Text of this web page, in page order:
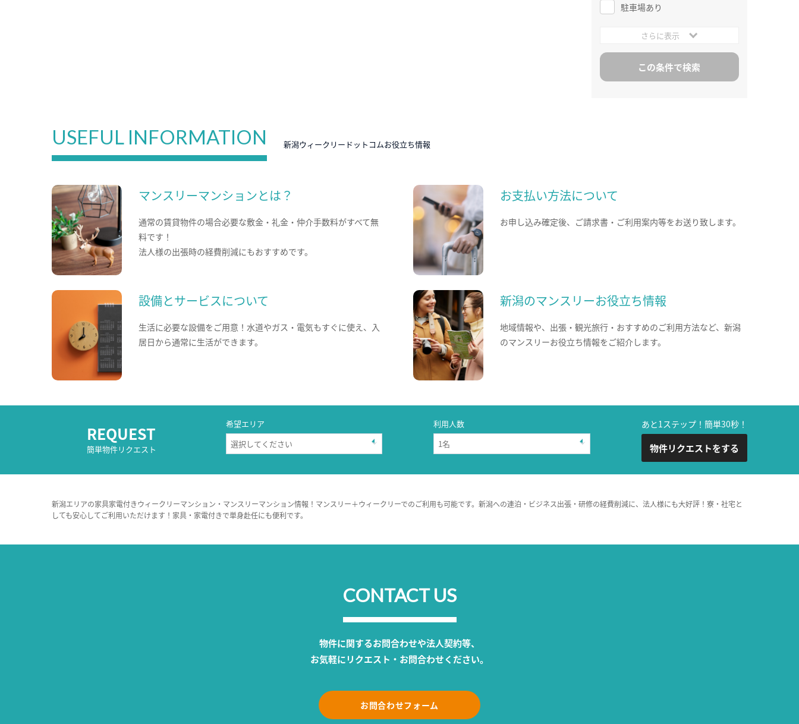
駐車場あり
さらに表示
USEFUL INFORMATION 新潟ウィークリードットコムお役立ち情報
マンスリーマンションとは？
通常の賃貸物件の場合必要な敷金・礼金・仲介手数料がすべて無
料です！
法人様の出張時の経費削減にもおすすめです。
お支払い方法について
お申し込み確定後、ご請求書・ご利用案内等をお送り致します。
設備とサービスについて
生活に必要な設備をご用意！水道やガス・電気もすぐに使え、入
居日から通常に生活ができます。
新潟のマンスリーお役立ち情報
地域情報や、出張・観光旅行・おすすめのご利用方法など、新潟
のマンスリーお役立ち情報をご紹介します。
REQUEST
簡単物件リクエスト
希望エリア 利用人数 あと1ステップ！簡単30秒！
物件リクエストをする
新潟エリアの家具家電付きウィークリーマンション・マンスリーマンション情報！マンスリー＋ウィークリーでのご利用も可能です。新潟への連泊・ビジネス出張・研修の経費削減に、法人様にも大好評！寮・社宅と
しても安心してご利用いただけます！家具・家電付きで単身赴任にも便利です。
CONTACT US
物件に関するお問合わせや法人契約等、
お気軽にリクエスト・お問合わせください。
お問合わせフォーム